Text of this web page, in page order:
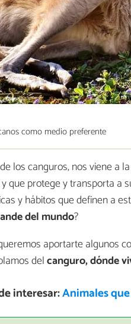
como medio preferente
los canguros, nos viene a
que protege y transporta a
y hábitos que definen a
del mundo?
aportarte algunos
delcanguro, dónde
interesar:Animales